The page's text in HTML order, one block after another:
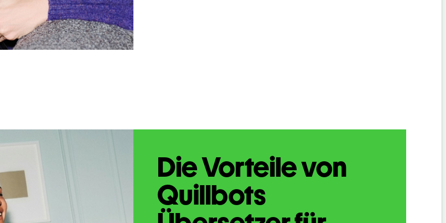
Die Vorteile von
Quillbots